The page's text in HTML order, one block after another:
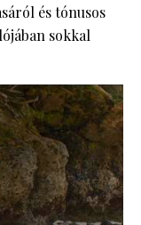
és tónusos
sokkal